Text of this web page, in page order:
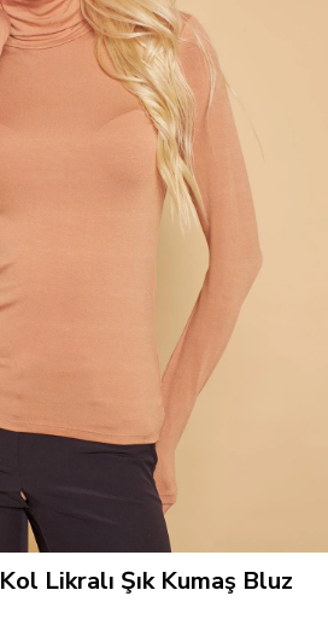
Likralı Şık Kumaş Bluz